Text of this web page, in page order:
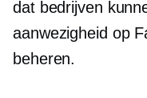
dat bedrijven
aanwezigheid op
beheren.